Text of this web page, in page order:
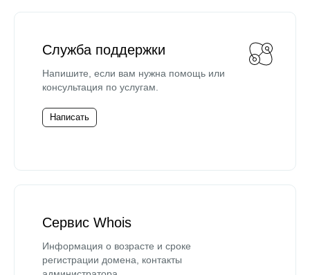
Служба поддержки
Напишите, если вам нужна помощь или
консультация по услугам.
Написать
Сервис Whois
Информация о возрасте и сроке
регистрации домена, контакты